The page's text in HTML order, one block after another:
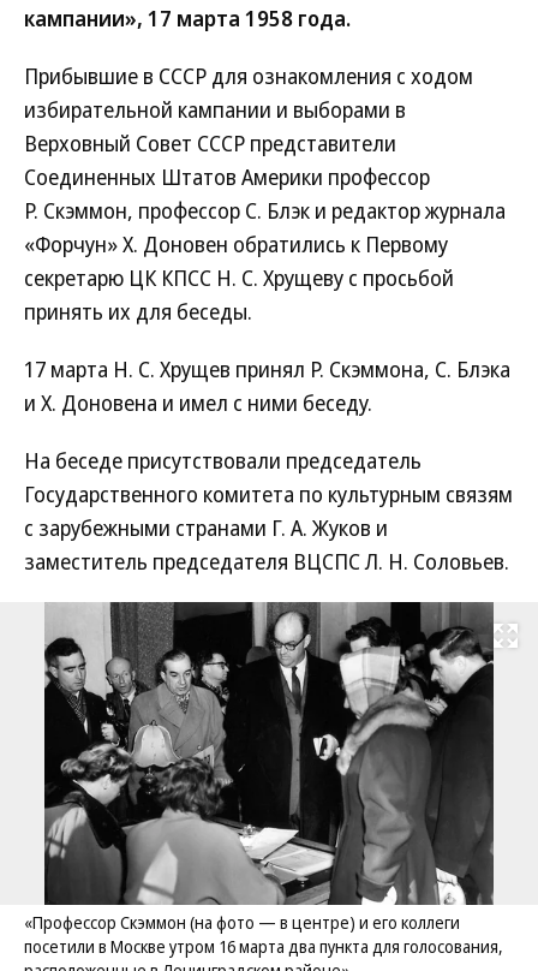
кампании», 17 марта 1958 года.
Прибывшие в СССР для ознакомления с ходом
избирательной кампании и выборами в
Верховный Совет СССР представители
Соединенных Штатов Америки профессор
Р. Скэммон, профессор С. Блэк и редактор журнала
«Форчун» X. Доновен обратились к Первому
секретарю ЦК КПСС Н. С. Хрущеву с просьбой
принять их для беседы.
17 марта Н. С. Хрущев принял Р. Скэммона, С. Блэка
и X. Доновена и имел с ними беседу.
На беседе присутствовали председатель
Государственного комитета по культурным связям
с зарубежными странами Г. А. Жуков и
заместитель председателя ВЦСПС Л. Н. Соловьев.
Развернуть
«Профессор Скэммон (на фото — в центре) и его коллеги
посетили в Москве утром 16 марта два пункта для голосования,